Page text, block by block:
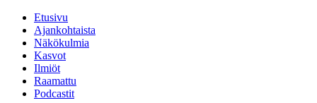
Etusivu
Ajankohtaista
Näkökulmia
Kasvot
Ilmiöt
Raamattu
Podcastit